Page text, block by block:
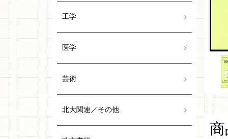
工学
医学
芸術
北大関連／その他